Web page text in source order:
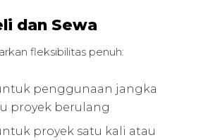
dan Sewa
fleksibilitas penuh:
penggunaan jangka
proyek berulang
proyek satu kali atau